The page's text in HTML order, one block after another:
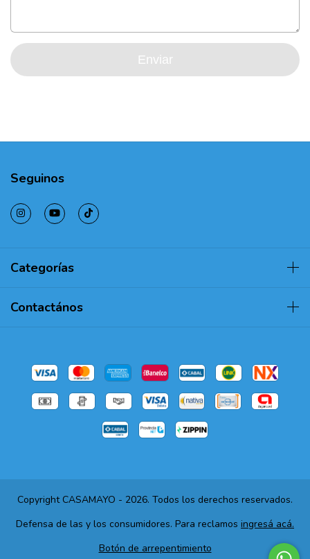
Enviar
Seguinos
Categorías
Contactános
Copyright CASAMAYO - 2026. Todos los derechos reservados.
Defensa de las y los consumidores. Para reclamos ingresá acá.
Botón de arrepentimiento